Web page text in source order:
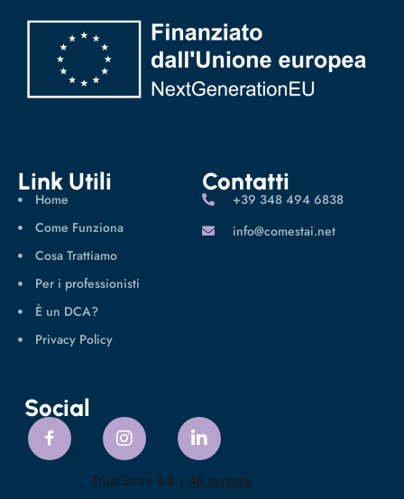
Link Utili
Home
Come Funziona
Cosa Trattiamo
Per i professionisti
È un DCA?
Privacy Policy
Contatti
‪+39 348 494 6838
info@comestai.net
Social